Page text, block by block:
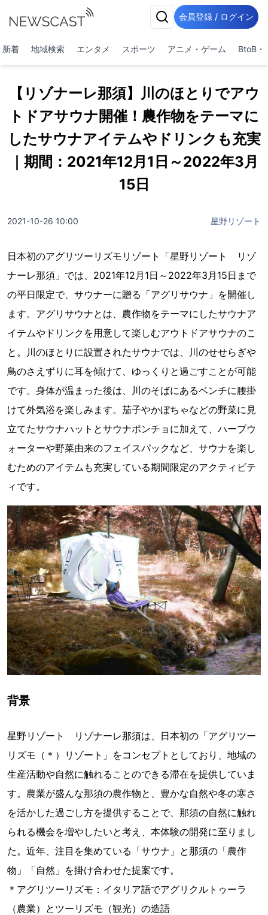
会員登録 / ログイン
新着 地域検索 エンタメ スポーツ アニメ・ゲーム BtoB・
【リゾナーレ那須】川のほとりでアウ
トドアサウナ開催！農作物をテーマに
したサウナアイテムやドリンクも充実
｜期間：2021年12月1日～2022年3月
15日
2021-10-26 10:00 星野リゾート
日本初のアグリツーリズモリゾート「星野リゾート リゾ
ナーレ那須」では、2021年12月1日～2022年3月15日まで
の平日限定で、サウナーに贈る「アグリサウナ」を開催し
ます。アグリサウナとは、農作物をテーマにしたサウナア
イテムやドリンクを用意して楽しむアウトドアサウナのこ
と。川のほとりに設置されたサウナでは、川のせせらぎや
鳥のさえずりに耳を傾けて、ゆっくりと過ごすことが可能
です。身体が温まった後は、川のそばにあるベンチに腰掛
けて外気浴を楽しみます。茄子やかぼちゃなどの野菜に見
立てたサウナハットとサウナポンチョに加えて、ハーブウ
ォーターや野菜由来のフェイスパックなど、サウナを楽し
むためのアイテムも充実している期間限定のアクティビテ
ィです。
背景
星野リゾート リゾナーレ那須は、日本初の「アグリツー
リズモ（＊）リゾート」をコンセプトとしており、地域の
生産活動や自然に触れることのできる滞在を提供していま
す。農業が盛んな那須の農作物と、豊かな自然や冬の寒さ
を活かした過ごし方を提供することで、那須の自然に触れ
られる機会を増やしたいと考え、本体験の開発に至りまし
た。近年、注目を集めている「サウナ」と那須の「農作
物」「自然」を掛け合わせた提案です。
＊アグリツーリズモ：イタリア語でアグリクルトゥーラ
（農業）とツーリズモ（観光）の造語